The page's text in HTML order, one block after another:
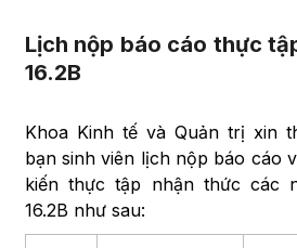
Lịch nộp báo cáo thực
16.2B
Khoa Kinh tế và Quản trị xin
bạn sinh viên lịch nộp báo cáo
kiến thực tập nhận thức các
16.2B như sau: